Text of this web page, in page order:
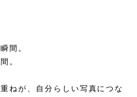
間。
。
ねが、自分らしい写真につな